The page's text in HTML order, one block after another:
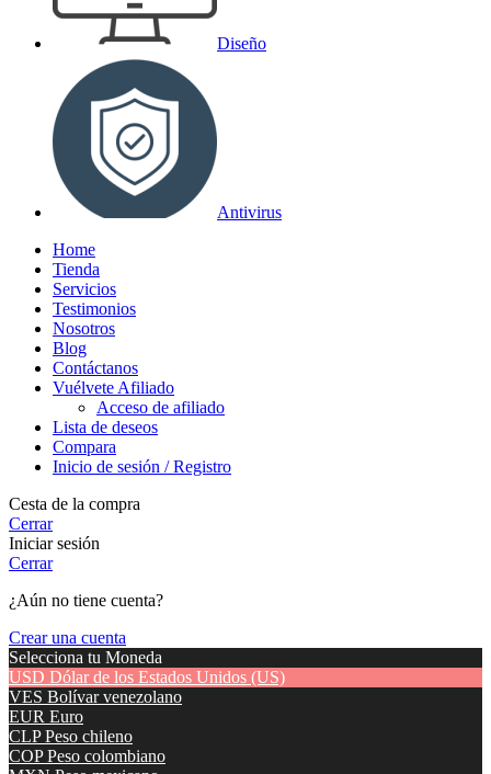
Diseño
Antivirus
Home
Tienda
Servicios
Testimonios
Nosotros
Blog
Contáctanos
Vuélvete Afiliado
Acceso de afiliado
Lista de deseos
Compara
Inicio de sesión / Registro
Cesta de la compra
Cerrar
Iniciar sesión
Cerrar
¿Aún no tiene cuenta?
Crear una cuenta
Selecciona tu Moneda
USD Dólar de los Estados Unidos (US)
VES Bolívar venezolano
EUR Euro
CLP Peso chileno
COP Peso colombiano